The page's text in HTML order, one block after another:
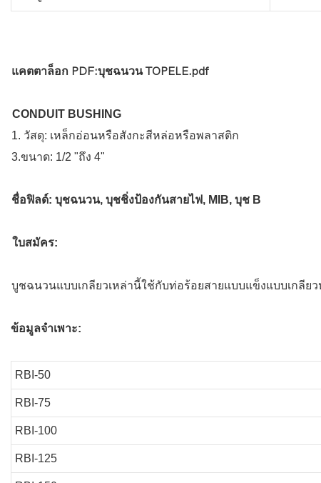
แคตตาล็อก PDF:บุชฉนวน TOPELE.pdf
CONDUIT BUSHING
1. วัสดุ: เหล็กอ่อนหรือสังกะสีหล่อหรือพลาสติก
3.ขนาด: 1/2 "ถึง 4"
ชื่อฟิลด์:บุชฉนวน, บุชชิ่งป้องกันสายไฟ, MIB, บุช B
ใบสมัคร:
บูชฉนวนแบบเกลียวเหล่านี้ใช้กับท่อร้อยสายแบบแข็งแบบเกลี
ข้อมูลจำเพาะ:
RBI-50
RBI-75
RBI-100
RBI-125